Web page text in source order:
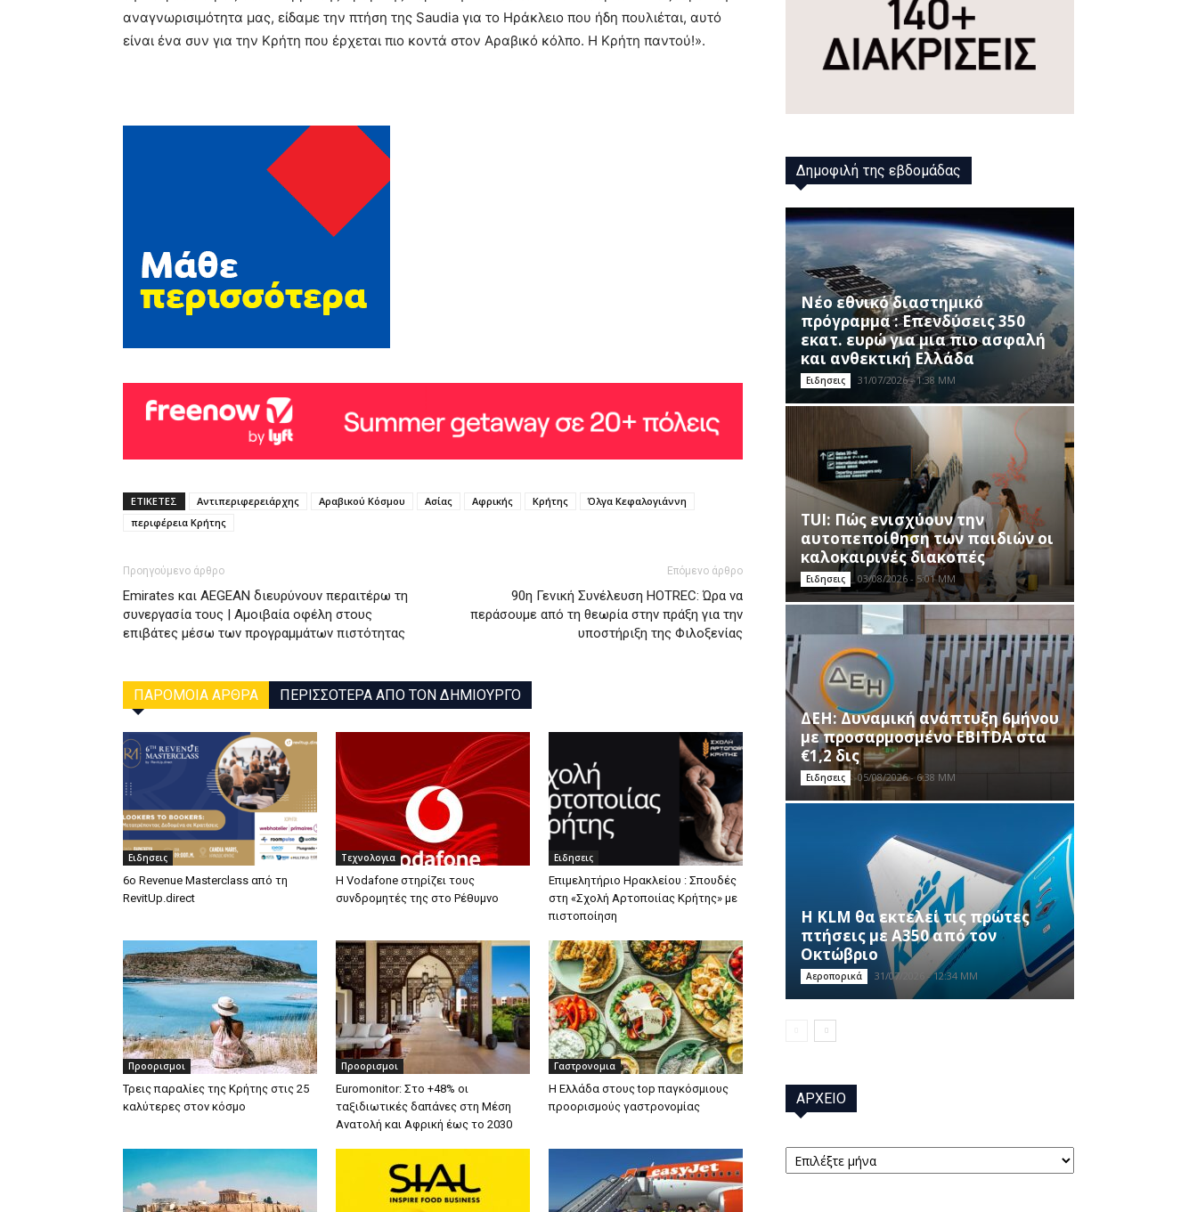
αναγνωρισιμότητα μας, είδαμε την πτήση της Saudia για το Ηράκλειο που ήδη πουλιέται, αυτό
είναι ένα συν για την Κρήτη που έρχεται πιο κοντά στον Αραβικό κόλπο. Η Κρήτη παντού!».
ΕΤΙΚΕΤΕΣ Αντιπεριφερειάρχης Αραβικού Κόσμου Ασίας Αφρικής Κρήτης
Όλγα Κεφαλογιάννη
περιφέρεια Κρήτης
Προηγούμενο άρθρο
Emirates και AEGEAN διευρύνουν περαιτέρω τη
συνεργασία τους | Aμοιβαία οφέλη στους
επιβάτες μέσω των προγραμμάτων πιστότητας
Επόμενο άρθρο
90η Γενική Συνέλευση HOTREC: Ώρα να
περάσουμε από τη θεωρία στην πράξη για την
υποστήριξη της Φιλοξενίας
ΠΑΡΟΜΟΙΑ ΑΡΘΡΑ ΠΕΡΙΣΣΟΤΕΡΑ ΑΠΟ ΤΟΝ ΔΗΜΙΟΥΡΓΟ
Ειδησεις
6ο Revenue Masterclass από τη
RevitUp.direct
Τεχνολογια
Η Vodafone στηρίζει τους
συνδρομητές της στο Ρέθυμνο
Ειδησεις
Επιμελητήριο Ηρακλείου : Σπουδές
στη «Σχολή Αρτοποιίας Κρήτης» με
πιστοποίηση
Προορισμοι
Τρεις παραλίες της Κρήτης στις 25
καλύτερες στον κόσμο
Προορισμοι
Euromonitor: Στο +48% οι
ταξιδιωτικές δαπάνες στη Μέση
Ανατολή και Αφρική έως το 2030
Γαστρονομια
Η Ελλάδα στους top παγκόσμιους
προορισμούς γαστρονομίας
Δημοφιλή της εβδομάδας
Νέο εθνικό διαστημικό
πρόγραμμα : Επενδύσεις 350
εκατ. ευρώ για μια πιο ασφαλή
και ανθεκτική Ελλάδα
Ειδησεις 31/07/2026 - 1:38 ΜΜ
TUI: Πώς ενισχύουν την
αυτοπεποίθηση των παιδιών οι
καλοκαιρινές διακοπές
Ειδησεις 03/08/2026 - 5:01 ΜΜ
ΔΕΗ: Δυναμική ανάπτυξη 6μήνου
με προσαρμοσμένο EBITDA στα
€1,2 δις
Ειδησεις 05/08/2026 - 6:38 ΜΜ
Η KLM θα εκτελεί τις πρώτες
πτήσεις με A350 από τον
Οκτώβριο
Αεροπορικά 31/07/2026 - 12:34 ΜΜ
ΑΡΧΕΙΟ
ΑΡΧΕΙΟ